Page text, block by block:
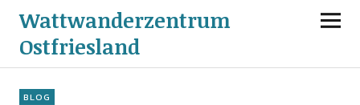
Wattwanderzentrum
Ostfriesland
BLOG